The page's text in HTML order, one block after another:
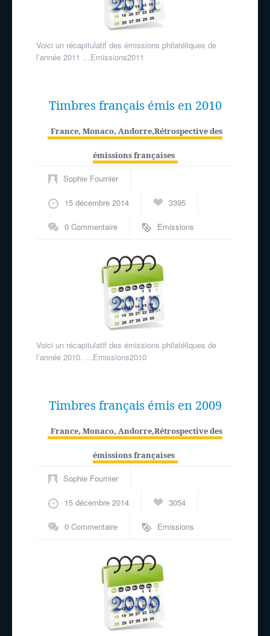
Voici un récapitulatif des émissions philatéliques de
l’année 2011 …Emissions2011
Timbres français émis en 2010
France, Monaco, Andorre,Rétrospective des
émissions françaises
Sophie Fournier
15 décembre 2014 3395
0 Commentaire
Emissions
Voici un récapitulatif des émissions philatéliques de
l’année 2010. …Emissions2010
Timbres français émis en 2009
France, Monaco, Andorre,Rétrospective des
émissions françaises
Sophie Fournier
15 décembre 2014 3054
0 Commentaire
Emissions